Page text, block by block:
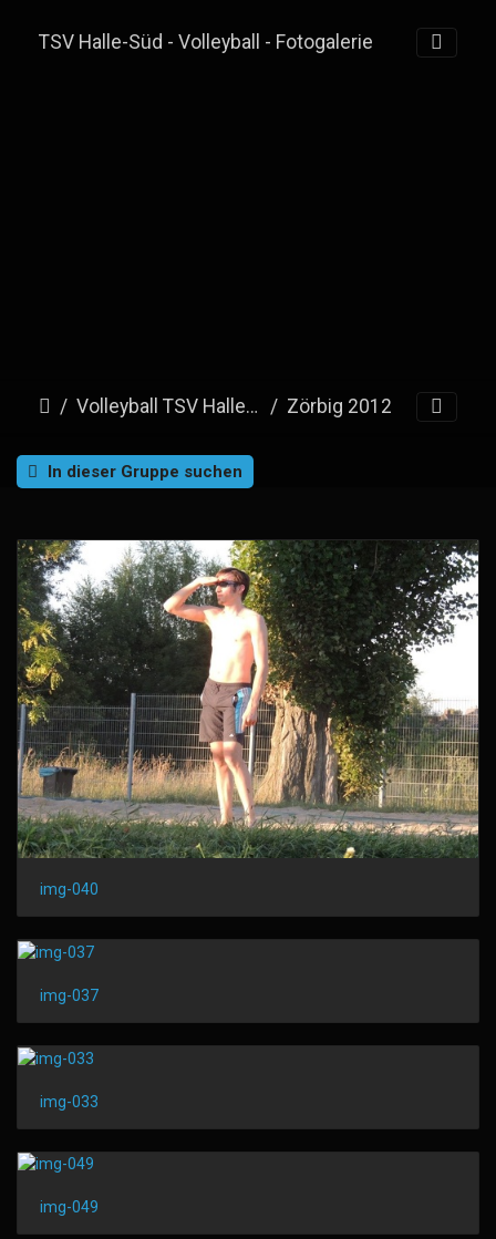
TSV Halle-Süd - Volleyball - Fotogalerie
Volleyball TSV Halle-Süd e.V. Zörbig 2012
In dieser Gruppe suchen
img-040
img-037
img-033
img-049